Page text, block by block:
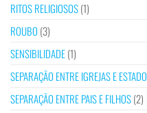
RITOS RELIGIOSOS(1)
ROUBO (3)
SENSIBILIDADE(1)
SEPARAÇÃO ENTRE IGREJAS E ESTADO
SEPARAÇÃO ENTRE PAIS E FILHOS(2)